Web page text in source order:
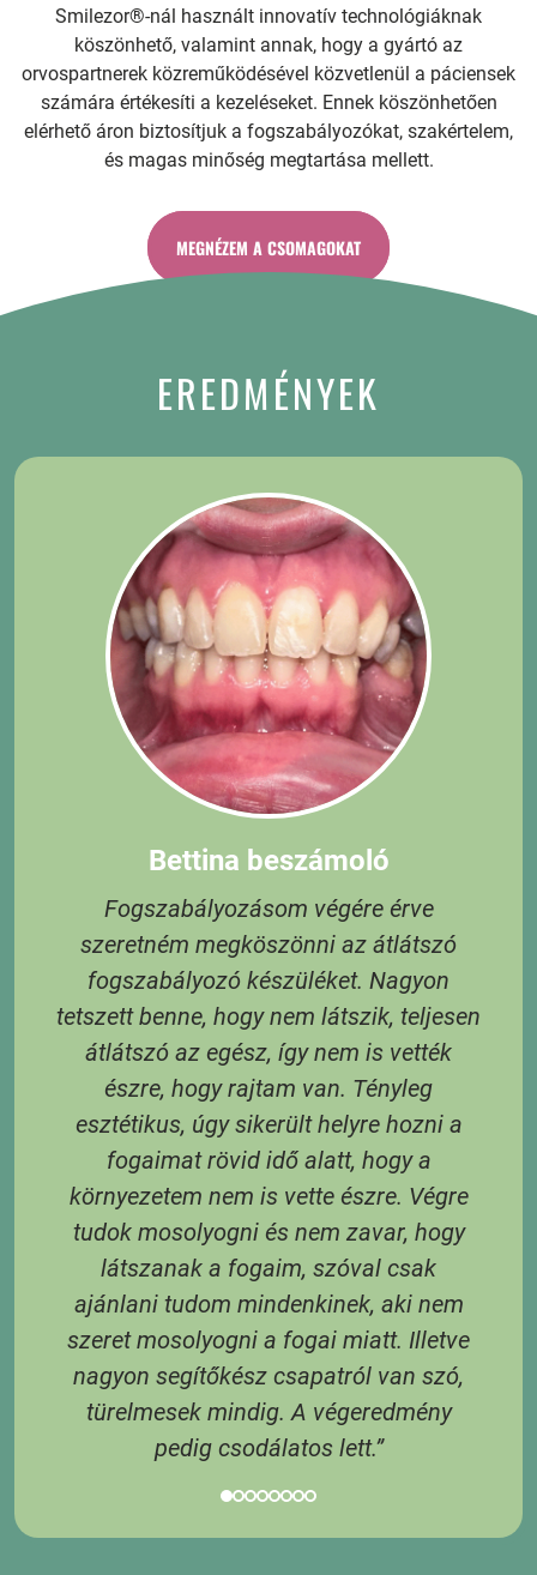
Smilezor®-nál használt innovatív technológiáknak
köszönhető, valamint annak, hogy a gyártó az
orvospartnerek közreműködésével közvetlenül a páciensek
számára értékesíti a kezeléseket. Ennek köszönhetően
elérhető áron biztosítjuk a fogszabályozókat, szakértelem,
és magas minőség megtartása mellett.
MEGNÉZEM A CSOMAGOKAT
EREDMÉNYEK
Bettina beszámoló
Fogszabályozásom végére érve
szeretném megköszönni az átlátszó
fogszabályozó készüléket. Nagyon
tetszett benne, hogy nem látszik, teljesen
átlátszó az egész, így nem is vették
észre, hogy rajtam van. Tényleg
esztétikus, úgy sikerült helyre hozni a
fogaimat rövid idő alatt, hogy a
környezetem nem is vette észre. Végre
tudok mosolyogni és nem zavar, hogy
látszanak a fogaim, szóval csak
ajánlani tudom mindenkinek, aki nem
szeret mosolyogni a fogai miatt. Illetve
nagyon segítőkész csapatról van szó,
türelmesek mindig. A végeredmény
pedig csodálatos lett.”